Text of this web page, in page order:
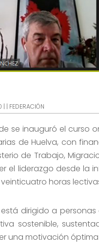
| | FEDERACIÓN
se inauguró el curso
de Huelva, con
de Trabajo,
el liderazgo desde la
horas
está dirigido a
sostenible,
una motivación